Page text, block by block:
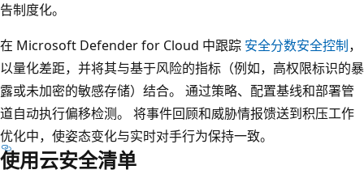
告制度化。
在 Microsoft Defender for Cloud 中跟踪 安全分数安全控制，
以量化差距，并将其与基于风险的指标（例如，高权限标识的暴
露或未加密的敏感存储）结合。 通过策略、配置基线和部署管
道自动执行偏移检测。 将事件回顾和威胁情报馈送到积压工作
优化中，使姿态变化与实时对手行为保持一致。
使用云安全清单